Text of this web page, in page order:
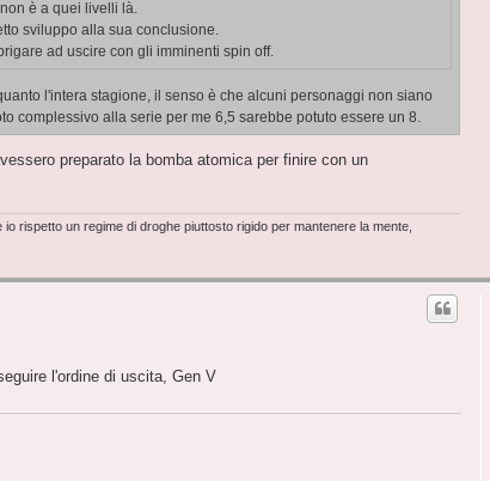
è a quei livelli là.
sviluppo alla sua conclusione.
ad uscire con gli imminenti spin off.
l'intera stagione, il senso è che alcuni personaggi non siano
complessivo alla serie per me 6,5 sarebbe potuto essere un 8.
preparato la bomba atomica per finire con un
rispetto un regime di droghe piuttosto rigido per mantenere la mente,
l'ordine di uscita, Gen V